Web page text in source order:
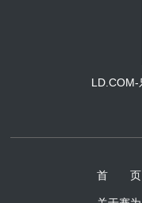
首 页